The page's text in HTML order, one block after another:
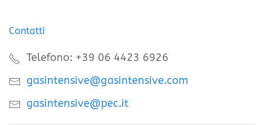
Contatti
Telefono: +39 06 4423 6926
gasintensive@gasintensive.com
gasintensive@pec.it